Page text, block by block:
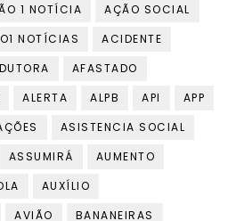
1 NOTÍCIA
AÇÃO SOCIAL
NOTÍCIAS
ACIDENTE
AFASTADO
ALERTA ALPB API
APP
ASISTENCIA SOCIAL
ASSUMIRÁ
AUMENTO
AUXÍLIO
AVIÃO
BANANEIRAS